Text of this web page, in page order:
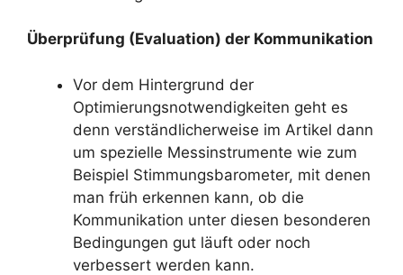
Überprüfung (Evaluation) der Kommunikation
Vor dem Hintergrund der
Optimierungsnotwendigkeiten geht es
denn verständlicherweise im Artikel dann
um spezielle Messinstrumente wie zum
Beispiel Stimmungsbarometer, mit denen
man früh erkennen kann, ob die
Kommunikation unter diesen besonderen
Bedingungen gut läuft oder noch
verbessert werden kann.